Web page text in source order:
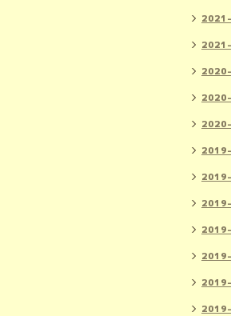
2021-
2021-
2020-
2020-
2020-
2019-
2019-
2019-
2019-
2019-
2019-
2019-